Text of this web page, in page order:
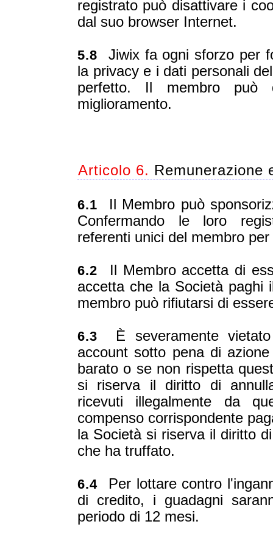
registrato può disattivare i
dal suo browser Internet.
5.8 Jiwix fa ogni sforzo per
la privacy e i dati personali
perfetto. Il membro può
miglioramento.
Articolo 6. Remunerazione
6.1 Il Membro può
Confermando le loro
referenti unici del membro
6.2 Il Membro accetta di
accetta che la Società paghi
membro può rifiutarsi di
6.3 È severamente
account sotto pena di
barato o se non rispetta
si riserva il diritto di
ricevuti illegalmente da
compenso corrispondente
la Società si riserva il diritto
che ha truffato.
6.4 Per lottare contro
di credito, i guadagni
periodo di 12 mesi.